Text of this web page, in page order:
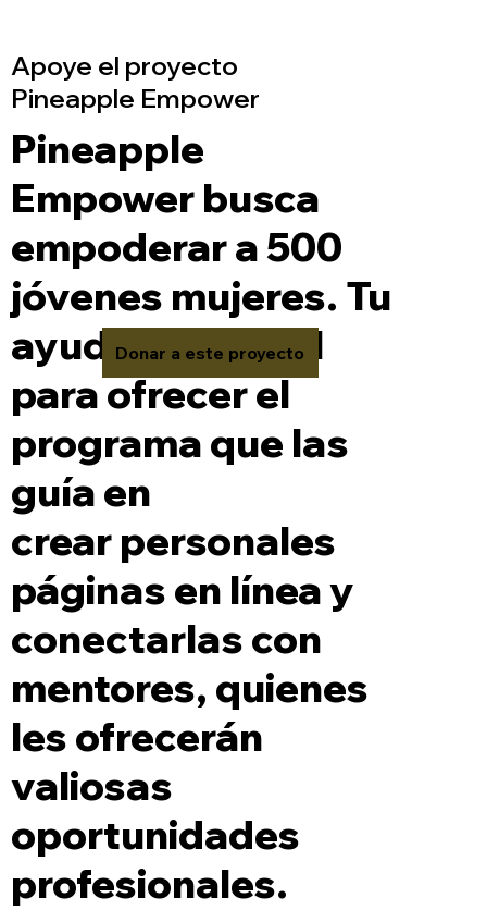
Apoye el proyecto
Pineapple Empower
Pineapple
Empower busca
empoderar a 500
jóvenes mujeres. Tu
ayuda es crucial
para ofrecer el
programa que las
guía en
crear personales
páginas en línea y
conectarlas con
mentores, quienes
les ofrecerán
valiosas
oportunidades
profesionales.
Donar a este proyecto